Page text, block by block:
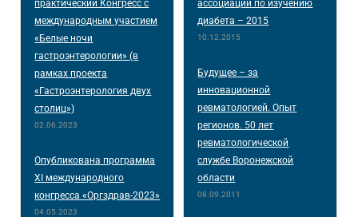
практический Конгресс с
международным участием
«Белые ночи
гастроэнтерологии» (в
рамках проекта
«Гастроэнтерология двух
столиц»)
02.06.2023
Опубликована программа
XI международного
конгресса «Оргздрав-2023»
04.05.2023
ассоциации по изучению
диабета – 2015
10.12.2015
Будущее – за
инновационной
ревматологией. Опыт
регионов. 50 лет
ревматологической
службе Воронежской
области
08.09.2011